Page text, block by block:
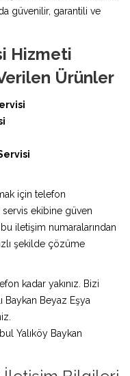
güvenilir, garantili ve
Hizmeti
Ürünler
için telefon
servis ekibine güven
iletişim numaralarından
şekilde çözüme
kadar yakınız. Bizi
Baykan Beyaz Eşya
Yalıköy Baykan